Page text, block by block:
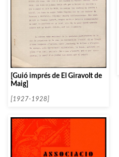
[Guió imprés de El Giravolt de
Maig]
[1927-1928]